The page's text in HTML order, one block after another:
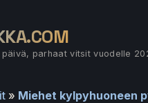
parhaat vitsit vuodelle
» Miehet kylpyhuoneen